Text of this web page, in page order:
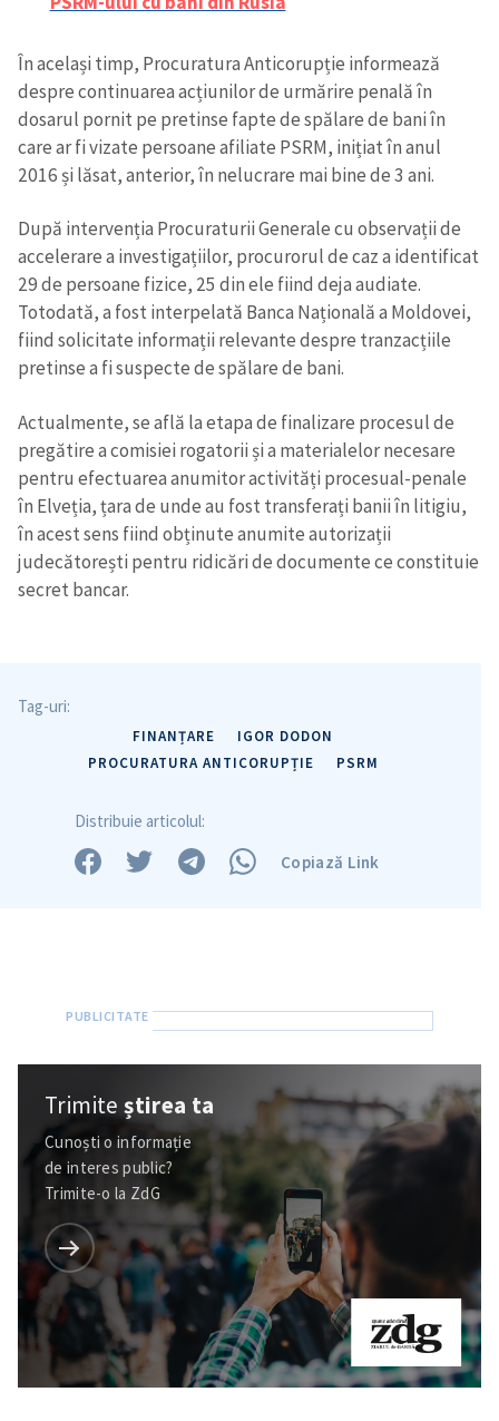
În același timp, Procuratura Anticorupție informează
despre continuarea acțiunilor de urmărire penală în
dosarul pornit pe pretinse fapte de spălare de bani în
care ar fi vizate persoane afiliate PSRM, inițiat în anul
2016 și lăsat, anterior, în nelucrare mai bine de 3 ani.
După intervenția Procuraturii Generale cu observații de
accelerare a investigațiilor, procurorul de caz a identificat
29 de persoane fizice, 25 din ele fiind deja audiate.
Totodată, a fost interpelată Banca Națională a Moldovei,
fiind solicitate informații relevante despre tranzacțiile
pretinse a fi suspecte de spălare de bani.
Actualmente, se află la etapa de finalizare procesul de
pregătire a comisiei rogatorii și a materialelor necesare
pentru efectuarea anumitor activități procesual-penale
în Elveția, țara de unde au fost transferați banii în litigiu,
în acest sens fiind obținute anumite autorizații
judecătorești pentru ridicări de documente ce constituie
secret bancar.
Tag-uri:
FINANȚARE
IGOR DODON
PROCURATURA ANTICORUPȚIE
PSRM
Distribuie articolul:
Copiază Link
Trimiteștirea ta
Cunoști o informație
de interes public?
Trimite-o la ZdG